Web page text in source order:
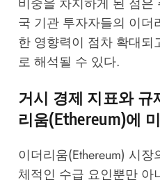
국 기관 투자자들의 이더
한 영향력이 점차 확대
로 해석될 수 있다.
거시 경제 지표와 규
리움(Ethereum)에
이더리움(Ethereum) 시
체적인 수급 요인뿐만 아